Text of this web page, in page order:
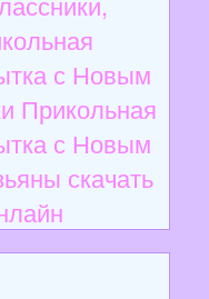
с Новым
Прикольная
с Новым
скачать